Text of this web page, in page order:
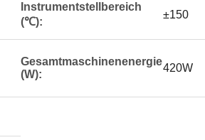
Instrumentstellbereich
(℃):
±150
Gesamtmaschinenenergie
(W):
420W